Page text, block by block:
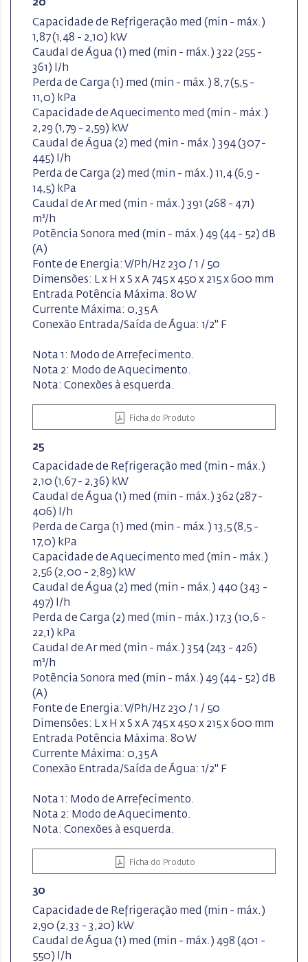
20
Capacidade de Refrigeração med (min - máx.)
1,87 (1,48 - 2,10) kW
Caudal de Água (1) med (min - máx.) 322 (255 -
361) l/h
Perda de Carga (1) med (min - máx.) 8,7 (5,5 -
11,0) kPa
Capacidade de Aquecimento med (min - máx.)
2,29 (1,79 - 2,59) kW
Caudal de Água (2) med (min - máx.) 394 (307 -
445) l/h
Perda de Carga (2) med (min - máx.) 11,4 (6,9 -
14,5) kPa
Caudal de Ar med (min - máx.) 391 (268 - 471)
m³/h
Potência Sonora med (min - máx.) 49 (44 - 52) dB
(A)
Fonte de Energia: V/Ph/Hz 230 / 1 / 50
Dimensões: L x H x S x A 745 x 450 x 215 x 600 mm
Entrada Potência Máxima: 80 W
Currente Máxima: 0,35 A
Conexão Entrada/Saída de Água: 1/2" F
Nota 1: Modo de Arrefecimento.
Nota 2: Modo de Aquecimento.
Nota: Conexões à esquerda.
Ficha do Produto
25
Capacidade de Refrigeração med (min - máx.)
2,10 (1,67 - 2,36) kW
Caudal de Água (1) med (min - máx.) 362 (287 -
406) l/h
Perda de Carga (1) med (min - máx.) 13,5 (8,5 -
17,0) kPa
Capacidade de Aquecimento med (min - máx.)
2,56 (2,00 - 2,89) kW
Caudal de Água (2) med (min - máx.) 440 (343 -
497) l/h
Perda de Carga (2) med (min - máx.) 17,3 (10,6 -
22,1) kPa
Caudal de Ar med (min - máx.) 354 (243 - 426)
m³/h
Potência Sonora med (min - máx.) 49 (44 - 52) dB
(A)
Fonte de Energia: V/Ph/Hz 230 / 1 / 50
Dimensões: L x H x S x A 745 x 450 x 215 x 600 mm
Entrada Potência Máxima: 80 W
Currente Máxima: 0,35 A
Conexão Entrada/Saída de Água: 1/2" F
Nota 1: Modo de Arrefecimento.
Nota 2: Modo de Aquecimento.
Nota: Conexões à esquerda.
Ficha do Produto
30
Capacidade de Refrigeração med (min - máx.)
2,90 (2,33 - 3,20) kW
Caudal de Água (1) med (min - máx.) 498 (401 -
550) l/h